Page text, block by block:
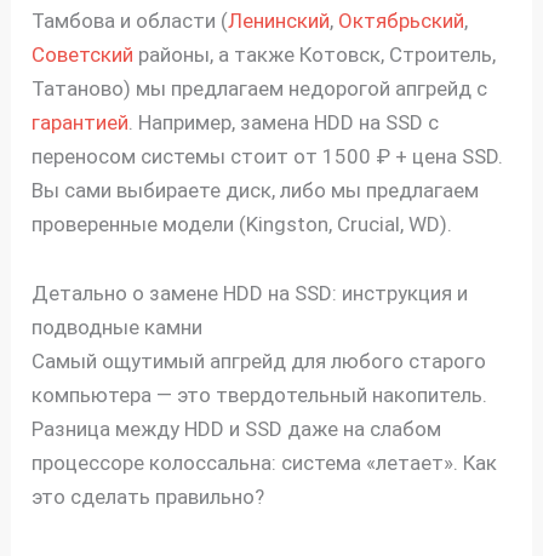
Тамбова и области (Ленинский, Октябрьский,
Советский районы, а также Котовск, Строитель,
Татаново) мы предлагаем недорогой апгрейд с
гарантией . Например, замена HDD на SSD с
переносом системы стоит от 1500 ₽ + цена SSD.
Вы сами выбираете диск, либо мы предлагаем
проверенные модели (Kingston, Crucial, WD).
Детально о замене HDD на SSD: инструкция и
подводные камни
Самый ощутимый апгрейд для любого старого
компьютера — это твердотельный накопитель.
Разница между HDD и SSD даже на слабом
процессоре колоссальна: система «летает». Как
это сделать правильно?